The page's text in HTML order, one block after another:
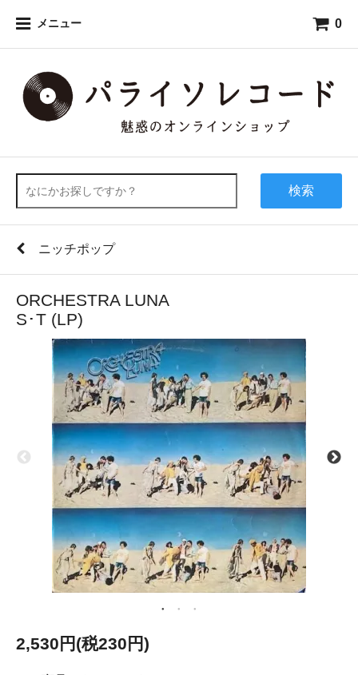
メニュー 0
検索
ニッチポップ
ORCHESTRA LUNA
S･T (LP)
2,530円(税230円)